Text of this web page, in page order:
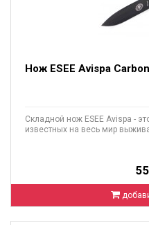
Нож ESEE Avispa
Складной нож ESEE Avispa -
известных на весь мир